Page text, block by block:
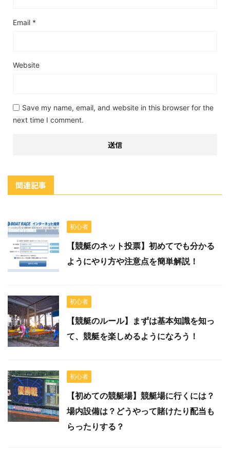
Email *
Website
Save my name, email, and website in this browser for the
next time I comment.
関連記事
初心者
【競艇のネット投票】初めてでも分かる
ようにやり方や注意点を簡単解説！
初心者
【競艇のルール】まずは基本知識を知っ
て、競艇を楽しめるようになろう！
初心者
【初めての競艇場】競艇場に行くには？
場内設備は？どうやって賭けたり配当も
らったりする？